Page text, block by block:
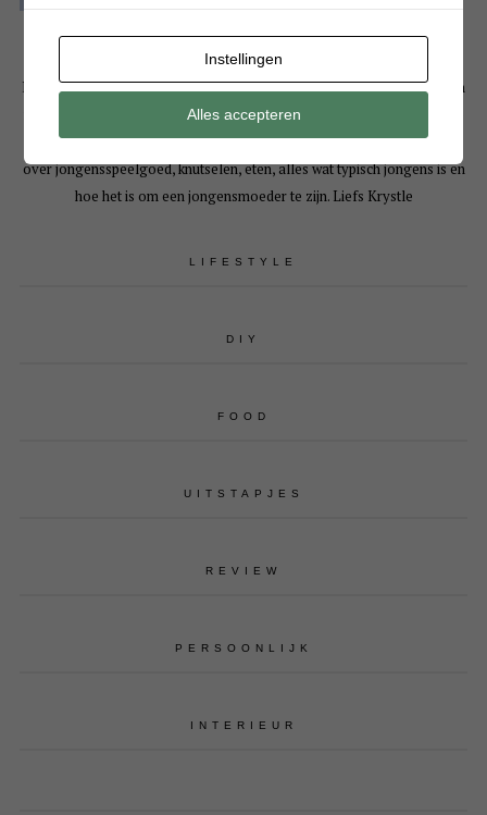
Hallo! Leuk dat je een kijkje komt nemen op mijn persoonlijke blog. Mijn
naam is Krystle en ben moeder van 3 drukke en eigenwijze jongens. Op
Batboy deel ik bijna dagelijks artikelen over gezellige dagjes uit, tips
over jongensspeelgoed, knutselen, eten, alles wat typisch jongens is en
hoe het is om een jongensmoeder te zijn. Liefs Krystle
LIFESTYLE
DIY
FOOD
UITSTAPJES
REVIEW
PERSOONLIJK
INTERIEUR
Instellingen
Alles accepteren